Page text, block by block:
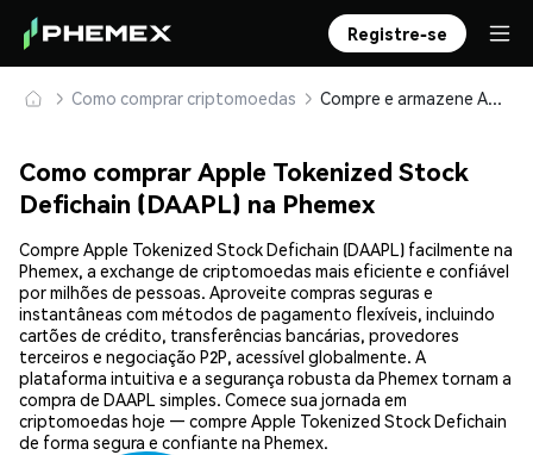
Registre-se
Como comprar criptomoedas Compre e armazene Apple Tokenized Stock Defichain (DAAPL) com segurança
Como comprar Apple Tokenized Stock
Defichain (DAAPL) na Phemex
Compre Apple Tokenized Stock Defichain (DAAPL) facilmente na
Phemex, a exchange de criptomoedas mais eficiente e confiável
por milhões de pessoas. Aproveite compras seguras e
instantâneas com métodos de pagamento flexíveis, incluindo
cartões de crédito, transferências bancárias, provedores
terceiros e negociação P2P, acessível globalmente. A
plataforma intuitiva e a segurança robusta da Phemex tornam a
compra de DAAPL simples. Comece sua jornada em
criptomoedas hoje — compre Apple Tokenized Stock Defichain
de forma segura e confiante na Phemex.